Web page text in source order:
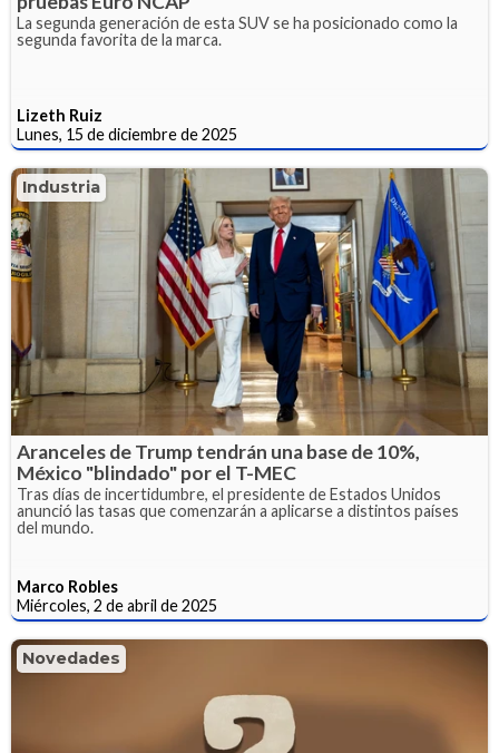
La segunda generación de esta SUV se ha posicionado como la
segunda favorita de la marca.
Lizeth Ruiz
Lunes, 15 de diciembre de 2025
Industria
Aranceles de Trump tendrán una base de 10%,
México "blindado" por el T-MEC
Tras días de incertidumbre, el presidente de Estados Unidos
anunció las tasas que comenzarán a aplicarse a distintos países
del mundo.
Marco Robles
Miércoles, 2 de abril de 2025
Novedades